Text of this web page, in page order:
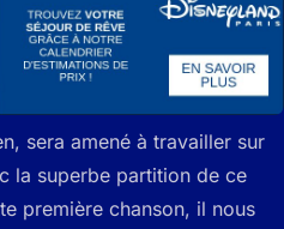
sera amené à travailler sur
la superbe partition de ce
première chanson, il nous